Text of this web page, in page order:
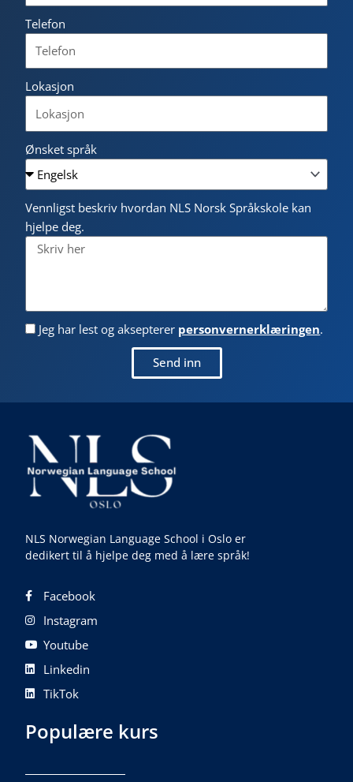
Telefon
Lokasjon
Ønsket språk
Vennligst beskriv hvordan NLS Norsk Språkskole kan
hjelpe deg.
Jeg har lest og aksepterer personvernerklæringen.
Send inn
NLS Norwegian Language School i Oslo er
dedikert til å hjelpe deg med å lære språk!
Facebook
Instagram
Youtube
Linkedin
TikTok
Populære kurs